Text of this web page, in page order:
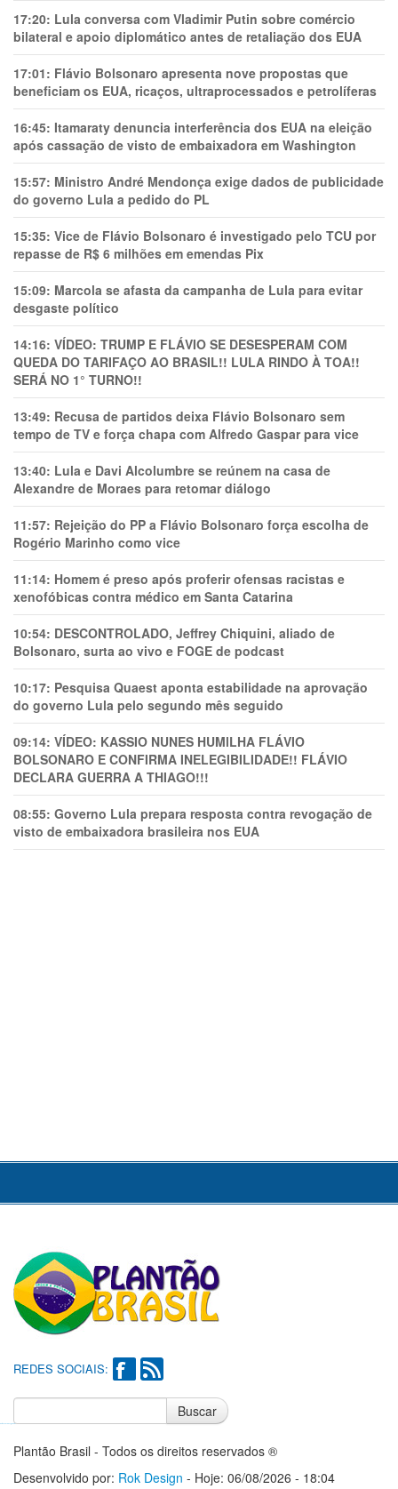
17:20: Lula conversa com Vladimir Putin sobre comércio
bilateral e apoio diplomático antes de retaliação dos EUA
17:01: Flávio Bolsonaro apresenta nove propostas que
beneficiam os EUA, ricaços, ultraprocessados e petrolíferas
16:45: Itamaraty denuncia interferência dos EUA na eleição
após cassação de visto de embaixadora em Washington
15:57: Ministro André Mendonça exige dados de publicidade
do governo Lula a pedido do PL
15:35: Vice de Flávio Bolsonaro é investigado pelo TCU por
repasse de R$ 6 milhões em emendas Pix
15:09: Marcola se afasta da campanha de Lula para evitar
desgaste político
14:16: VÍDEO: TRUMP E FLÁVIO SE DESESPERAM COM
QUEDA DO TARIFAÇO AO BRASIL!! LULA RINDO À TOA!!
SERÁ NO 1° TURNO!!
13:49: Recusa de partidos deixa Flávio Bolsonaro sem
tempo de TV e força chapa com Alfredo Gaspar para vice
13:40: Lula e Davi Alcolumbre se reúnem na casa de
Alexandre de Moraes para retomar diálogo
11:57: Rejeição do PP a Flávio Bolsonaro força escolha de
Rogério Marinho como vice
11:14: Homem é preso após proferir ofensas racistas e
xenofóbicas contra médico em Santa Catarina
10:54: DESCONTROLADO, Jeffrey Chiquini, aliado de
Bolsonaro, surta ao vivo e FOGE de podcast
10:17: Pesquisa Quaest aponta estabilidade na aprovação
do governo Lula pelo segundo mês seguido
09:14: VÍDEO: KASSIO NUNES HUMlLHA FLÁVIO
BOLSONARO E CONFIRMA INELEGIBILIDADE!! FLÁVIO
DECLARA GUERRA A THIAGO!!!
08:55: Governo Lula prepara resposta contra revogação de
visto de embaixadora brasileira nos EUA
REDES SOCIAIS:
Buscar
Plantão Brasil - Todos os direitos reservados ®
Desenvolvido por: Rok Design - Hoje: 06/08/2026 - 18:04